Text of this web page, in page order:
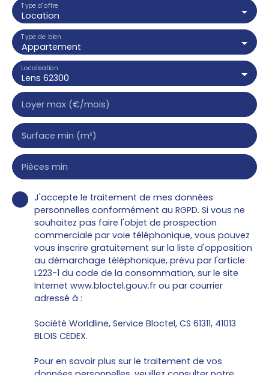
Location
Type d'offre
Appartement
Type de bien
Lens 62300
Localisation
Loyer max (€/mois)
Surface min (m²)
Pièces min
J'accepte le traitement de mes données
personnelles conformément au RGPD. Si vous ne
souhaitez pas faire l'objet de prospection
commerciale par voie téléphonique, vous pouvez
vous inscrire gratuitement sur la liste d'opposition
au démarchage téléphonique, prévu par l'article
L223-1 du code de la consommation, sur le site
Internet www.bloctel.gouv.fr ou par courrier
adressé à :
Société Worldline, Service Bloctel, CS 61311, 41013
BLOIS CEDEX.
Pour en savoir plus sur le traitement de vos